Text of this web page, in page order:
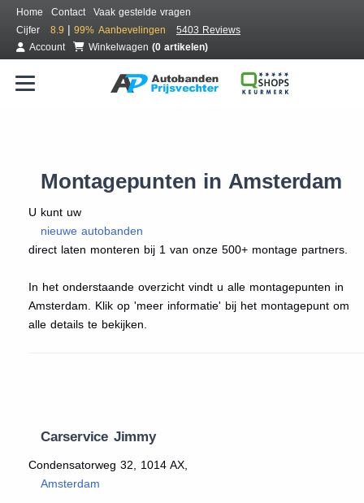
Home Contact
Vaak gestelde vragen
Cijfer
8.9 | 99% Aanbevelingen
5403 Reviews
Account
Winkelwagen (0 artikelen)
Montagepunten in Amsterdam
U kunt uw
nieuwe autobanden
direct laten monteren bij 1 van onze 500+ montage partners.
In het onderstaande overzicht vindt u alle montagepunten in
Amsterdam. Klik op 'meer informatie' bij het montagepunt om
alle details te bekijken.
Carservice Jimmy
Condensatorweg 32, 1014 AX,
Amsterdam